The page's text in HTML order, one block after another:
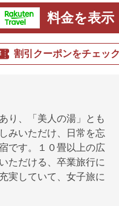
料金を表示
割引クーポンをチェック
り、「美人の湯」とも
みいただけ、日常を忘
です。１０畳以上の広
ただける、卒業旅行に
実していて、女子旅に